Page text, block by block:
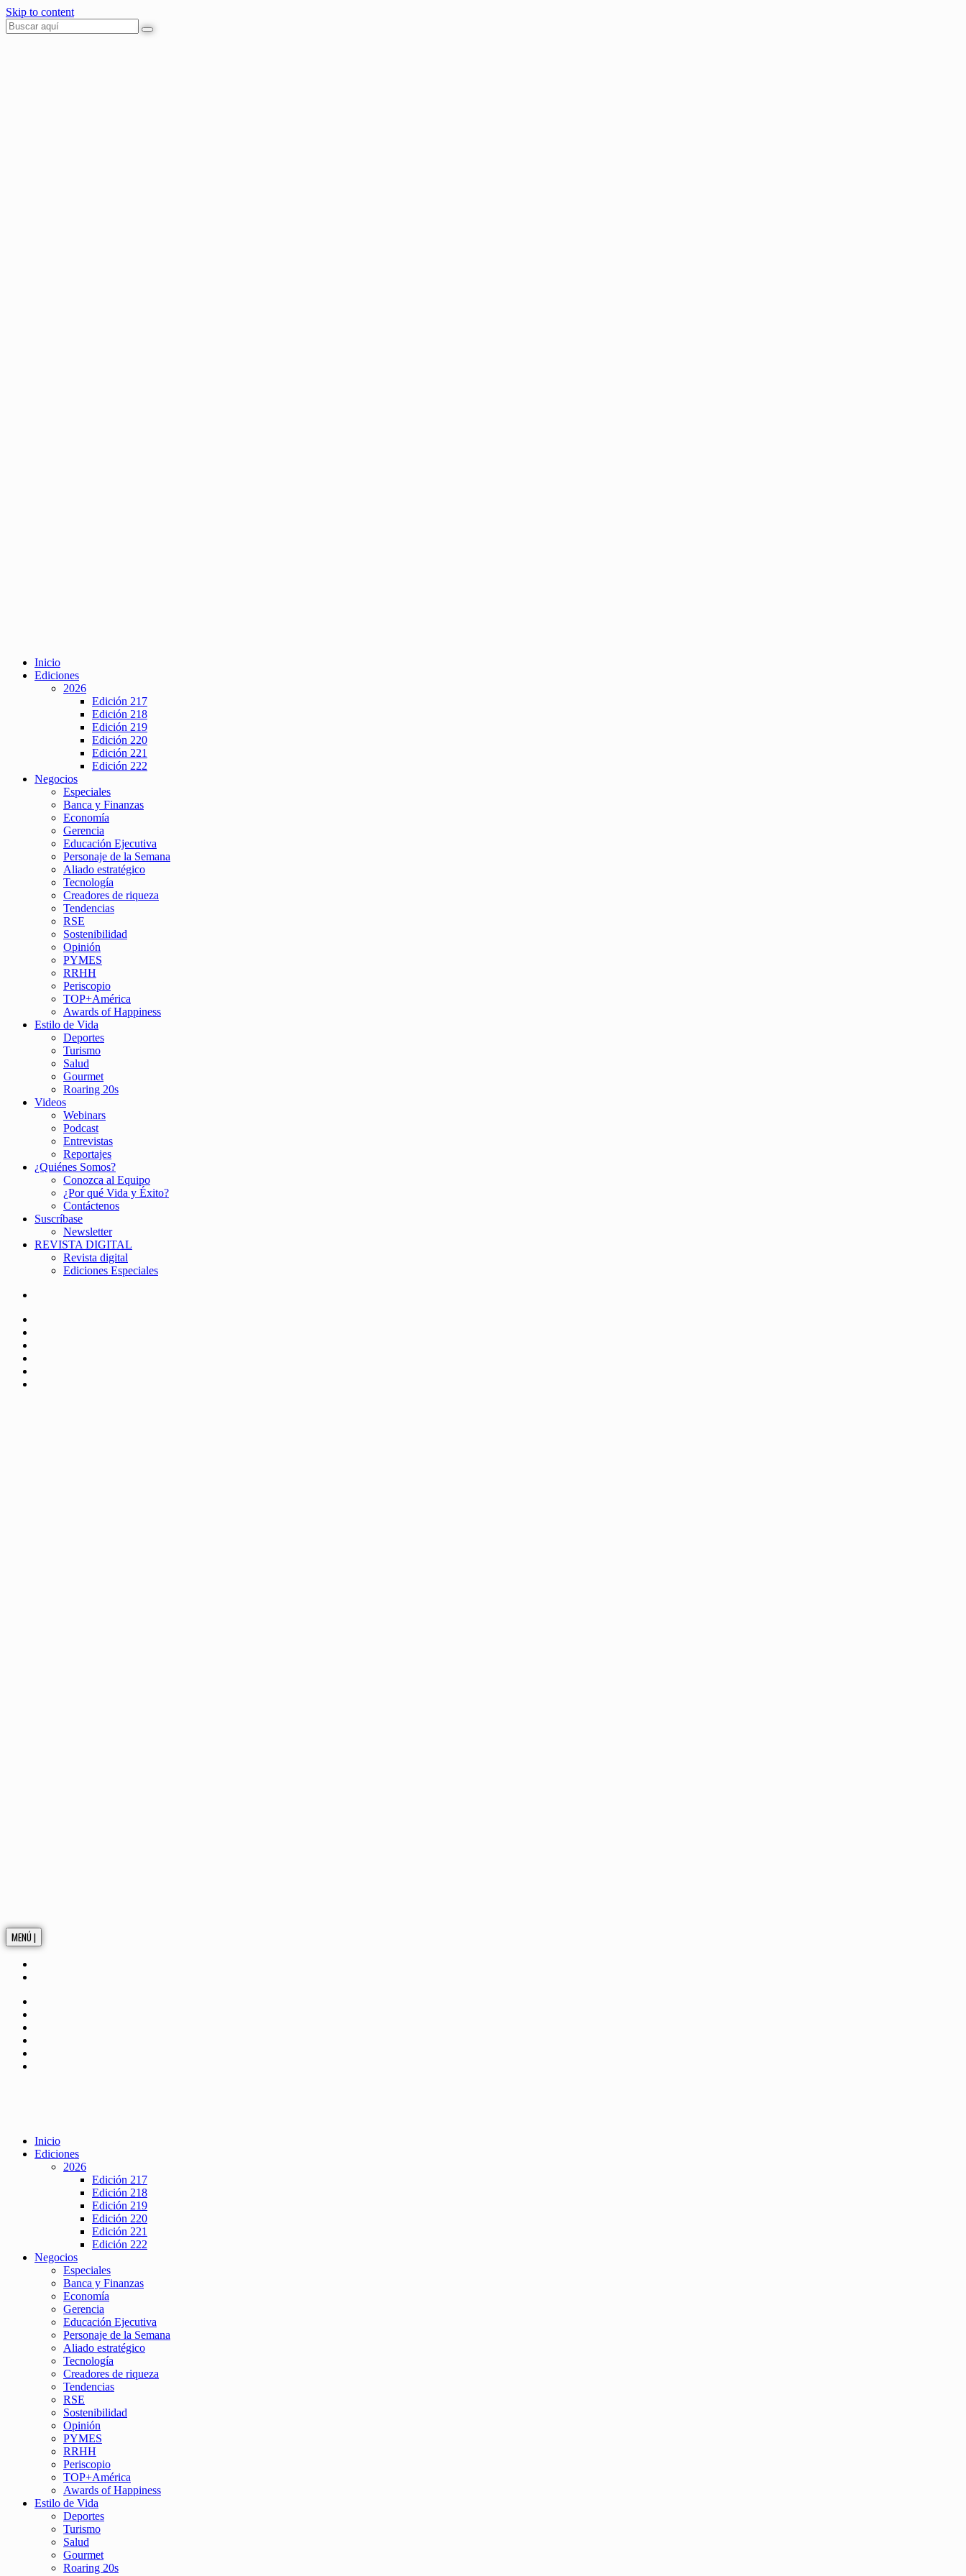
Skip to content
Inicio
Ediciones
2026
Edición 217
Edición 218
Edición 219
Edición 220
Edición 221
Edición 222
Negocios
Especiales
Banca y Finanzas
Economía
Gerencia
Educación Ejecutiva
Personaje de la Semana
Aliado estratégico
Tecnología
Creadores de riqueza
Tendencias
RSE
Sostenibilidad
Opinión
PYMES
RRHH
Periscopio
TOP+América
Awards of Happiness
Estilo de Vida
Deportes
Turismo
Salud
Gourmet
Roaring 20s
Videos
Webinars
Podcast
Entrevistas
Reportajes
¿Quiénes Somos?
Conozca al Equipo
¿Por qué Vida y Éxito?
Contáctenos
Suscríbase
Newsletter
REVISTA DIGITAL
Revista digital
Ediciones Especiales
MENÚ |
Inicio
Ediciones
2026
Edición 217
Edición 218
Edición 219
Edición 220
Edición 221
Edición 222
Negocios
Especiales
Banca y Finanzas
Economía
Gerencia
Educación Ejecutiva
Personaje de la Semana
Aliado estratégico
Tecnología
Creadores de riqueza
Tendencias
RSE
Sostenibilidad
Opinión
PYMES
RRHH
Periscopio
TOP+América
Awards of Happiness
Estilo de Vida
Deportes
Turismo
Salud
Gourmet
Roaring 20s